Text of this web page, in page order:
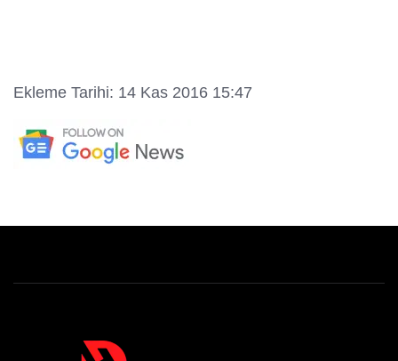
Ekleme Tarihi: 14 Kas 2016 15:47